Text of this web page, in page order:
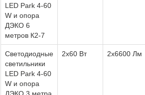
LED Park 4-60
W и опора
ДЭКО 6
метров К2-7
Светодиодные
светильники
LED Park 4-60
W и опора
2х60 Вт 2х6600 Лм